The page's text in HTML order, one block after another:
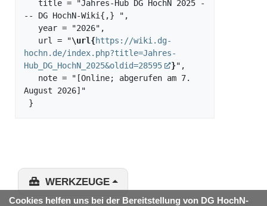
-- DG HochN-Wiki{,} ",
   url = "
\url{https://wiki.dg-
hochn.de/index.php?title=Jahres-
Hub_DG_HochN_2025&oldid=28595
}",
August 2026]"
Cookies helfen uns bei der Bereitstellung von DG HochN-
WERKZEUGE